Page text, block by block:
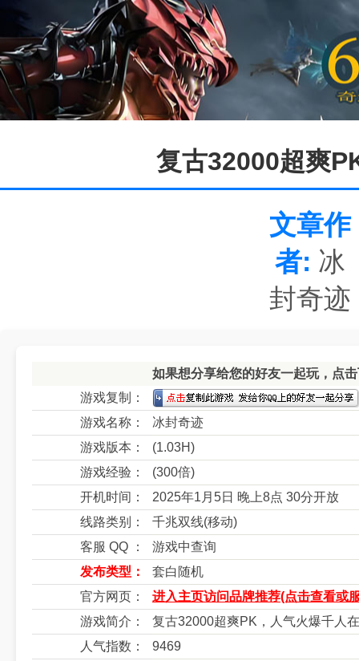
复古32000超爽
文章作
者: 冰
封奇迹
如果想分享给您的好友一起玩，点
游戏复制：
游戏名称：
冰封奇迹
游戏版本：
(1.03H)
游戏经验：
(300倍)
开机时间：
2025年1月5日 晚上8点 30分开放
线路类别：
千兆双线(移动)
客服 QQ ：
游戏中查询
发布类型：
套白随机
官方网页：
进入主页访问品牌推荐(点击查看或
游戏简介：
复古32000超爽PK，人气火爆千人
人气指数：
9469